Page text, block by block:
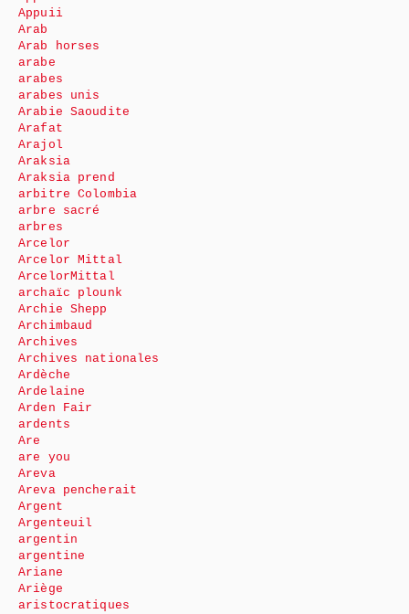
Appuii
Arab
Arab horses
arabe
arabes
arabes unis
Arabie Saoudite
Arafat
Arajol
Araksia
Araksia prend
arbitre Colombia
arbre sacré
arbres
Arcelor
Arcelor Mittal
ArcelorMittal
archaïc plounk
Archie Shepp
Archimbaud
Archives
Archives nationales
Ardèche
Ardelaine
Arden Fair
ardents
Are
are you
Areva
Areva pencherait
Argent
Argenteuil
argentin
argentine
Ariane
Ariège
aristocratiques